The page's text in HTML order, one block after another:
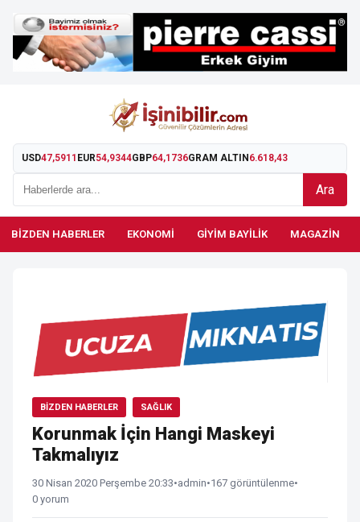
USD47,5911 EUR54,9344GBP64,1736GRAM ALTIN 6.618,43
Ara
BIZDEN HABERLER EKONOMI GIYIM BAYILIK MAGAZIN
BIZDEN HABERLER SAĞLIK
Korunmak İçin Hangi Maskeyi
Takmalıyız
30 Nisan 2020 Perşembe 20:33•admin•167 görüntülenme•
0 yorum